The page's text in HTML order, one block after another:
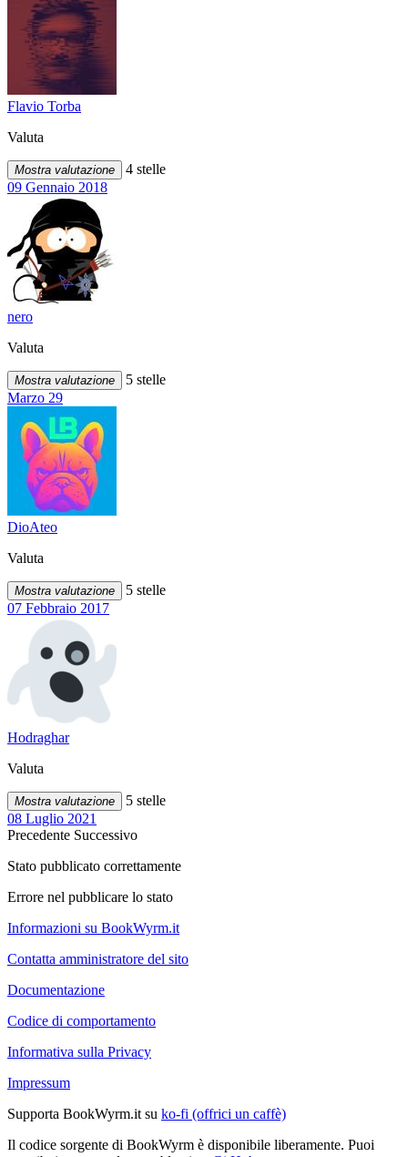
Flavio Torba
Valuta
Mostra valutazione
4 stelle
09 Gennaio 2018
nero
Valuta
Mostra valutazione
5 stelle
Marzo 29
DioAteo
Valuta
Mostra valutazione
5 stelle
07 Febbraio 2017
Hodraghar
Valuta
Mostra valutazione
5 stelle
08 Luglio 2021
Precedente Successivo
Stato pubblicato correttamente
Errore nel pubblicare lo stato
Informazioni su BookWyrm.it
Contatta amministratore del sito
Documentazione
Codice di comportamento
Informativa sulla Privacy
Impressum
Supporta BookWyrm.it su ko-fi (offrici un caffè)
Il codice sorgente di BookWyrm è disponibile liberamente. Puoi